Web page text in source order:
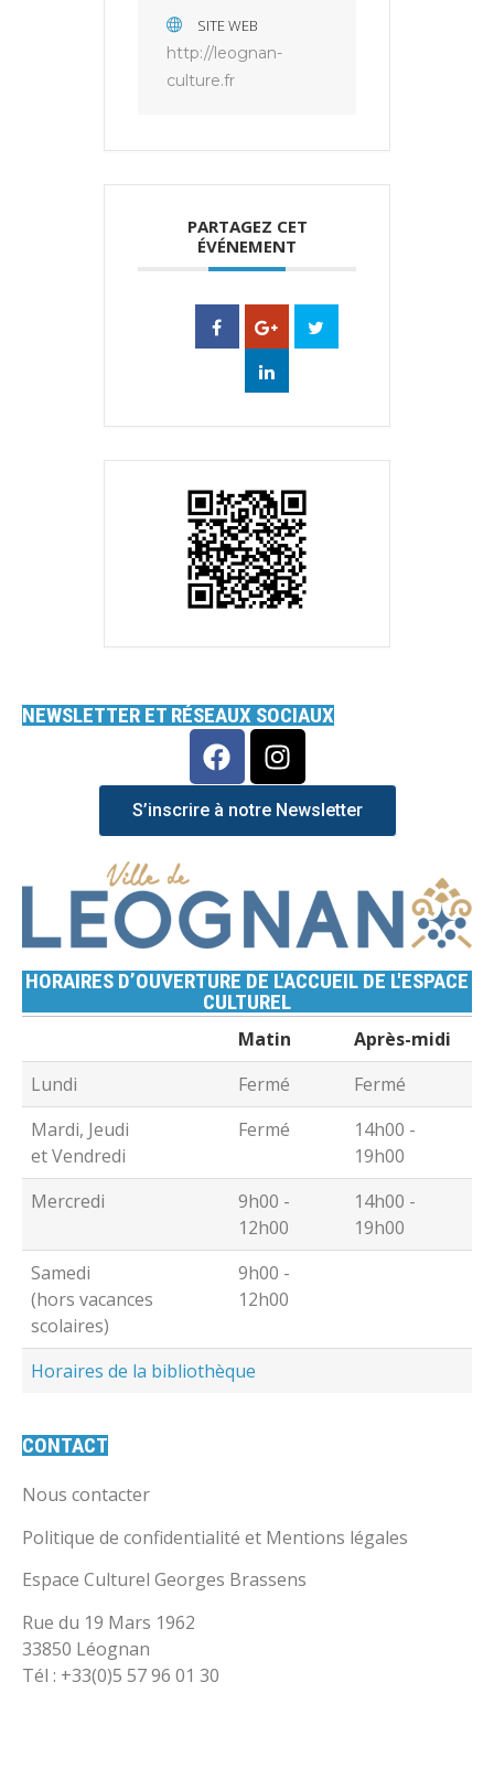
SITE WEB
http://leognan-
culture.fr
PARTAGEZ CET
ÉVÉNEMENT
NEWSLETTER ET RÉSEAUX SOCIAUX
S’inscrire à notre Newsletter
HORAIRES D’OUVERTURE DE L'ACCUEIL DE L'ESPACE
CULTUREL
Matin
Après-midi
Lundi
Fermé
Fermé
Mardi, Jeudi
et Vendredi
Fermé
14h00 -
19h00
Mercredi
9h00 -
12h00
14h00 -
19h00
Samedi
(hors vacances
scolaires)
9h00 -
12h00
Horaires de la bibliothèque
CONTACT
Nous contacter
Politique de confidentialité et Mentions légales
Espace Culturel Georges Brassens
Rue du 19 Mars 1962
33850 Léognan
Tél : +33(0)5 57 96 01 30